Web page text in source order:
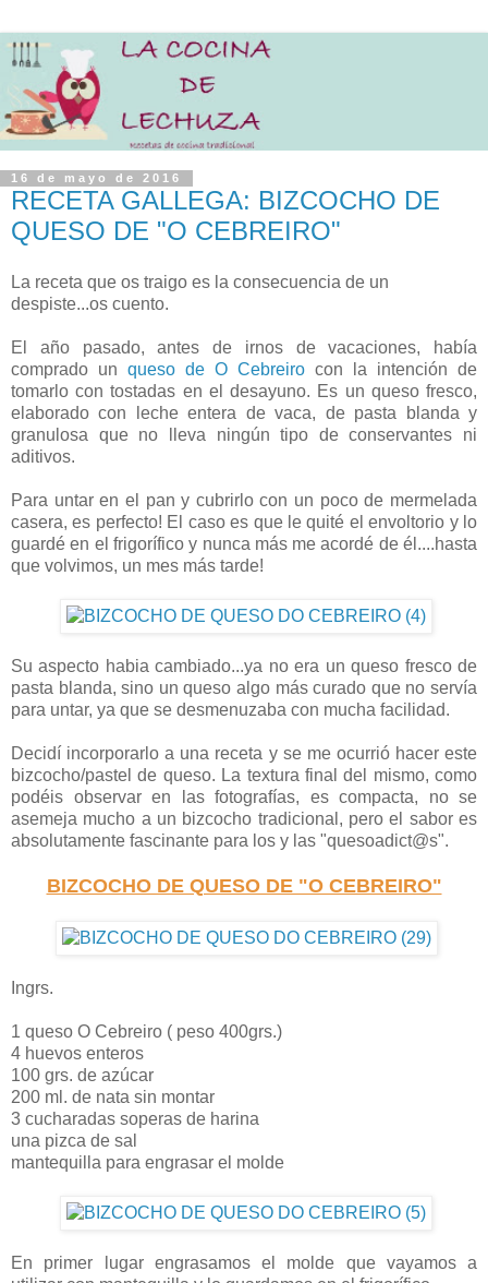
16 de mayo de 2016
RECETA GALLEGA: BIZCOCHO DE
QUESO DE "O CEBREIRO"
La receta que os traigo es la consecuencia de un
despiste...os cuento.
El año pasado, antes de irnos de vacaciones, había
comprado un queso de O Cebreiro con la intención de
tomarlo con tostadas en el desayuno. Es un queso fresco,
elaborado con leche entera de vaca, de pasta blanda y
granulosa que no lleva ningún tipo de conservantes ni
aditivos.
Para untar en el pan y cubrirlo con un poco de mermelada
casera, es perfecto! El caso es que le quité el envoltorio y lo
guardé en el frigorífico y nunca más me acordé de él....hasta
que volvimos, un mes más tarde!
Su aspecto habia cambiado...ya no era un queso fresco de
pasta blanda, sino un queso algo más curado que no servía
para untar, ya que se desmenuzaba con mucha facilidad.
Decidí incorporarlo a una receta y se me ocurrió hacer este
bizcocho/pastel de queso. La textura final del mismo, como
podéis observar en las fotografías, es compacta, no se
asemeja mucho a un bizcocho tradicional, pero el sabor es
absolutamente fascinante para los y las "quesoadict@s".
BIZCOCHO DE QUESO DE "O CEBREIRO"
Ingrs.
1 queso O Cebreiro ( peso 400grs.)
4 huevos enteros
100 grs. de azúcar
200 ml. de nata sin montar
3 cucharadas soperas de harina
una pizca de sal
mantequilla para engrasar el molde
En primer lugar engrasamos el molde que vayamos a